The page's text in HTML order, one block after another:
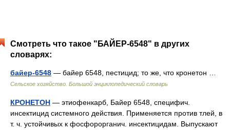
Смотреть что такое "БАЙЕР-6548" в других
словарях:
байер-6548 — байер 6548, пестицид; то же, что кронетон …
Сельское хозяйство. Большой энциклопедический словарь
КРОНЕТОН — этиофенкарб, Байер 6548, специфич.
инсектицид системного действия. Применяется против тлей, в
т. ч. устойчивых к фосфорорганич. инсектицидам. Выпускают